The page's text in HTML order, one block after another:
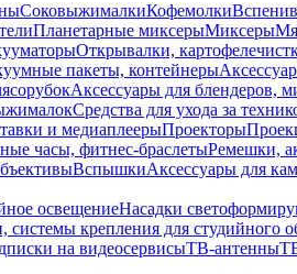
СоковыжималкиКофемолки
Планетарные миксерыМиксеры
Открывалки,
пакеты, контейнеры
Аксессуары для блендеров,
Средства для ухода за
и медиаплеерыПроекторы
часы, фитнес-браслетыРемешки,
ВспышкиАксессуары для
освещениеНасадки
системы крепления для студийного
на видеосервисыТВ-антенны